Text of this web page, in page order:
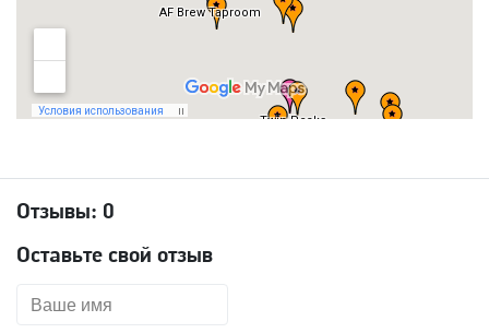
Отзывы: 0
Оставьте свой отзыв